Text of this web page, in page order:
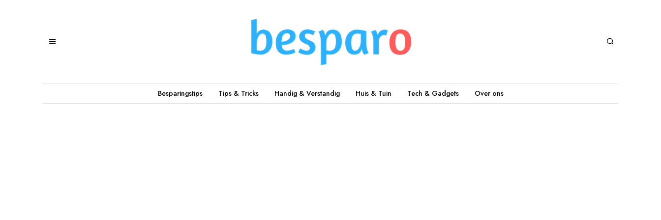
Besparingstips Tips & Tricks Handig & Verstandig Huis & Tuin Tech & Gadgets Over ons